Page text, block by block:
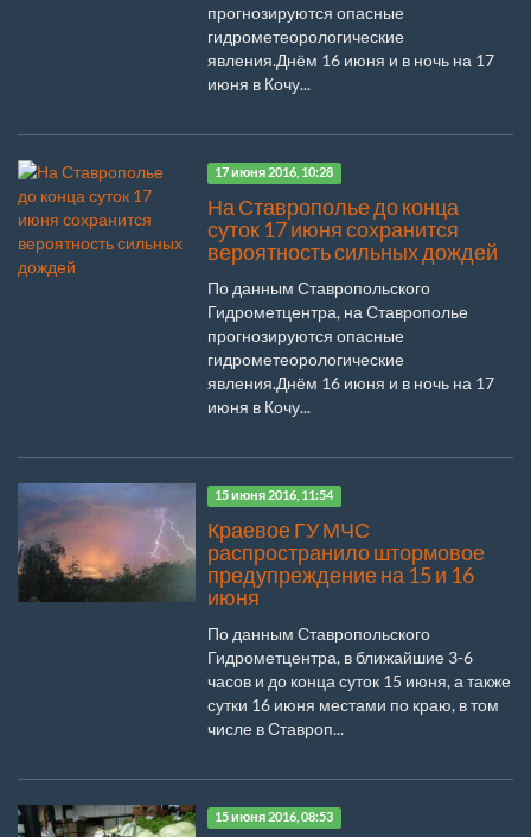
прогнозируются опасные
гидрометеорологические
явления.Днём 16 июня и в ночь на 17
июня в Кочу...
17 июня 2016, 10:28
На Ставрополье до конца
суток 17 июня сохранится
вероятность сильных дождей
По данным Ставропольского
Гидрометцентра, на Ставрополье
прогнозируются опасные
гидрометеорологические
явления.Днём 16 июня и в ночь на 17
июня в Кочу...
15 июня 2016, 11:54
Краевое ГУ МЧС
распространило штормовое
предупреждение на 15 и 16
июня
По данным Ставропольского
Гидрометцентра, в ближайшие 3-6
часов и до конца суток 15 июня, а также
сутки 16 июня местами по краю, в том
числе в Ставроп...
15 июня 2016, 08:53